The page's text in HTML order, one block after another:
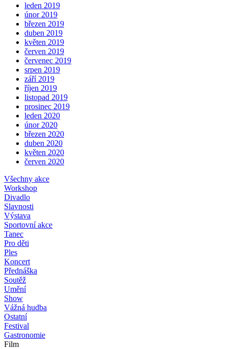
leden 2019
únor 2019
březen 2019
duben 2019
květen 2019
červen 2019
červenec 2019
srpen 2019
září 2019
říjen 2019
listopad 2019
prosinec 2019
leden 2020
únor 2020
březen 2020
duben 2020
květen 2020
červen 2020
Všechny akce
Workshop
Divadlo
Slavnosti
Výstava
Sportovní akce
Tanec
Pro děti
Ples
Koncert
Přednáška
Soutěž
Umění
Show
Vážná hudba
Ostatní
Festival
Gastronomie
Film